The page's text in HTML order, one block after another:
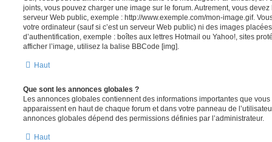
joints, vous pouvez charger une image sur le forum. Autrement, vous
serveur Web public, exemple : http://www.exemple.com/mon-image.gif.
votre ordinateur (sauf si c’est un serveur Web public) ni des images
d’authentification, exemple : boîtes aux lettres Hotmail ou Yahoo!, sites
afficher l’image, utilisez la balise BBCode [img].
Haut
Que sont les annonces globales ?
Les annonces globales contiennent des informations importantes que
apparaissent en haut de chaque forum et dans votre panneau de
annonces globales dépend des permissions définies par l’administrateur.
Haut